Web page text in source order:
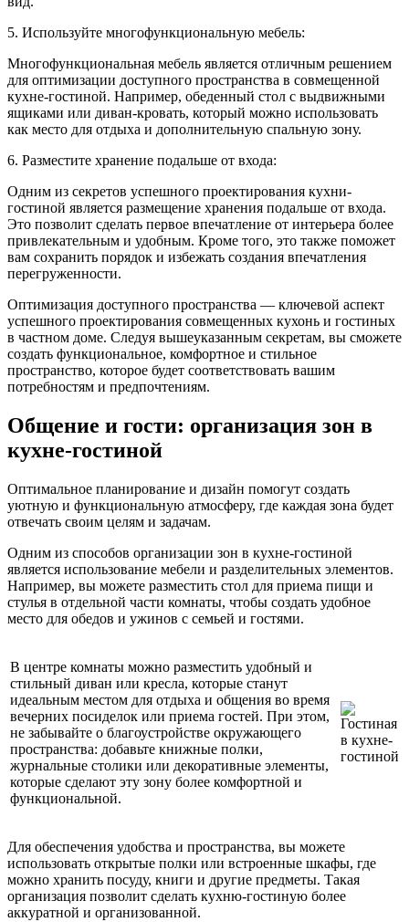
5. Используйте многофункциональную мебель:
Многофункциональная мебель является отличным решением
для оптимизации доступного пространства в совмещенной
кухне-гостиной. Например, обеденный стол с выдвижными
ящиками или диван-кровать, который можно использовать
как место для отдыха и дополнительную спальную зону.
6. Разместите хранение подальше от входа:
Одним из секретов успешного проектирования кухни-
гостиной является размещение хранения подальше от входа.
Это позволит сделать первое впечатление от интерьера более
привлекательным и удобным. Кроме того, это также поможет
вам сохранить порядок и избежать создания впечатления
перегруженности.
Оптимизация доступного пространства — ключевой аспект
успешного проектирования совмещенных кухонь и гостиных
в частном доме. Следуя вышеуказанным секретам, вы сможете
создать функциональное, комфортное и стильное
пространство, которое будет соответствовать вашим
потребностям и предпочтениям.
Общение и гости: организация зон в
кухне-гостиной
Оптимальное планирование и дизайн помогут создать
уютную и функциональную атмосферу, где каждая зона будет
отвечать своим целям и задачам.
Одним из способов организации зон в кухне-гостиной
является использование мебели и разделительных элементов.
Например, вы можете разместить стол для приема пищи и
стулья в отдельной части комнаты, чтобы создать удобное
место для обедов и ужинов с семьей и гостями.
В центре комнаты можно разместить удобный и
стильный диван или кресла, которые станут
идеальным местом для отдыха и общения во время
вечерних посиделок или приема гостей. При этом,
не забывайте о благоустройстве окружающего
пространства: добавьте книжные полки,
журнальные столики или декоративные элементы,
которые сделают эту зону более комфортной и
функциональной.
Для обеспечения удобства и пространства, вы можете
использовать открытые полки или встроенные шкафы, где
можно хранить посуду, книги и другие предметы. Такая
организация позволит сделать кухню-гостиную более
аккуратной и организованной.